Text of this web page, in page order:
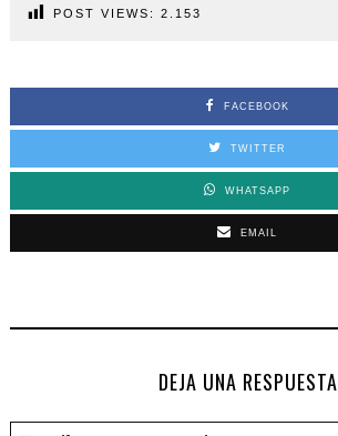
POST VIEWS: 2.153
FACEBOOK
TWITTER
WHATSAPP
EMAIL
DEJA UNA RESPUESTA